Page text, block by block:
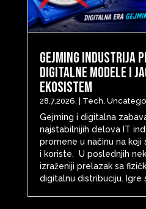
Gejming industrija
digitalne modele i
ekosistem
28.7.2026. Tech,
Gejming i digitalna
najstabilnijih delova IT
promene u načinu na koji
i koriste. U poslednjih
izraženiji prelazak sa
digitalnu distribuciju. Igre